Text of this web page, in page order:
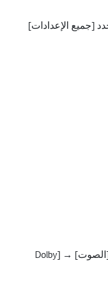
[جميع الإعدادات]
على جهاز التحكم عن بعد وحدد [جميع الإعدادات] → [الصوت] → [Dolby